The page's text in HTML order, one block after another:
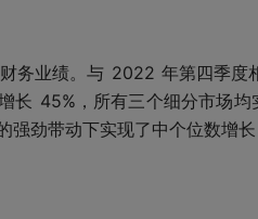
务业绩。与 2022 年第四季度
长 45%，所有三个细分市场
劲带动下实现了中个位数增长